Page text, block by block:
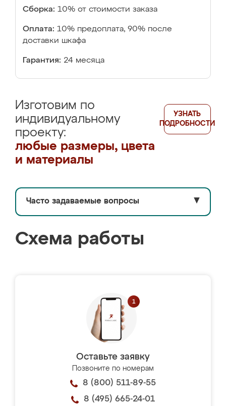
Сборка: 10% от стоимости заказа
Оплата: 10% предоплата, 90% после
доставки шкафа
Гарантия: 24 месяца
Изготовим по
индивидуальному
проекту:
любые размеры, цвета
и материалы
УЗНАТЬ
ПОДРОБНОСТИ
Часто задаваемые вопросы ▼
Схема работы
Оставьте заявку
Позвоните по номерам
8 (800) 511-89-55
8 (495) 665-24-01